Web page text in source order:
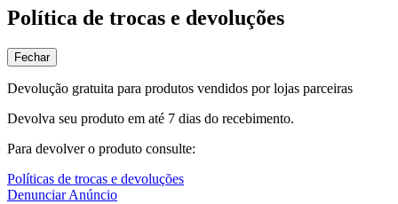
Política de trocas e devoluções
Fechar
Devolução gratuita para produtos vendidos por lojas parceiras
Devolva seu produto em até 7 dias do recebimento.
Para devolver o produto consulte:
Políticas de trocas e devoluções
Denunciar Anúncio